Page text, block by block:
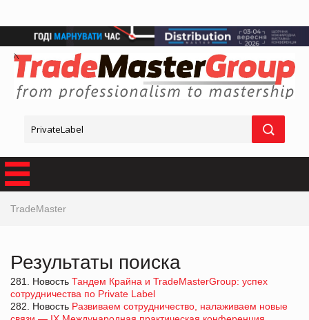
TradeMaster
Результаты поиска
281. Новость Тандем Крайна и TradeMasterGroup: успех
сотрудничества по Private Label
282. Новость Развиваем сотрудничество, налаживаем новые